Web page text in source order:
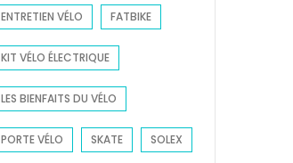
ENTRETIEN VÉLO FATBIKE
KIT VÉLO ÉLECTRIQUE
LES BIENFAITS DU VÉLO
PORTE VÉLO SKATE SOLEX